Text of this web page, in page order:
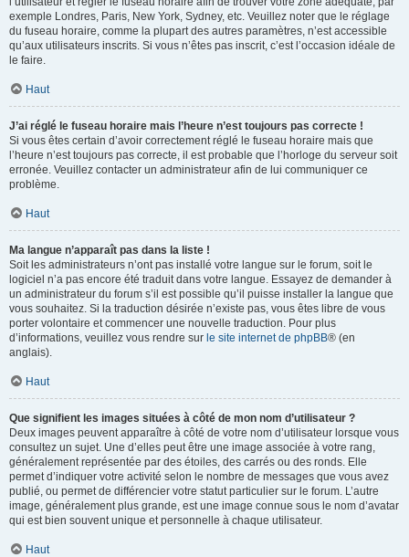
exemple Londres, Paris, New York, Sydney, etc. Veuillez noter que le réglage
du fuseau horaire, comme la plupart des autres paramètres, n’est accessible
qu’aux utilisateurs inscrits. Si vous n’êtes pas inscrit, c’est l’occasion idéale de
le faire.
Haut
J’ai réglé le fuseau horaire mais l’heure n’est toujours pas correcte !
Si vous êtes certain d’avoir correctement réglé le fuseau horaire mais que
l’heure n’est toujours pas correcte, il est probable que l’horloge du serveur soit
erronée. Veuillez contacter un administrateur afin de lui communiquer ce
problème.
Haut
Ma langue n’apparaît pas dans la liste !
Soit les administrateurs n’ont pas installé votre langue sur le forum, soit le
logiciel n’a pas encore été traduit dans votre langue. Essayez de demander à
un administrateur du forum s’il est possible qu’il puisse installer la langue que
vous souhaitez. Si la traduction désirée n’existe pas, vous êtes libre de vous
porter volontaire et commencer une nouvelle traduction. Pour plus
d’informations, veuillez vous rendre sur le site internet de phpBB® (en
anglais).
Haut
Que signifient les images situées à côté de mon nom d’utilisateur ?
Deux images peuvent apparaître à côté de votre nom d’utilisateur lorsque vous
consultez un sujet. Une d’elles peut être une image associée à votre rang,
généralement représentée par des étoiles, des carrés ou des ronds. Elle
permet d’indiquer votre activité selon le nombre de messages que vous avez
publié, ou permet de différencier votre statut particulier sur le forum. L’autre
image, généralement plus grande, est une image connue sous le nom d’avatar
qui est bien souvent unique et personnelle à chaque utilisateur.
Haut